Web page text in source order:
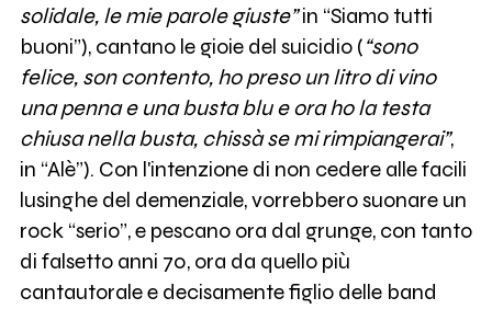
solidale, le mie parole giuste”in “Siamo tutti
buoni”), cantano le gioie del suicidio (“sono
felice, son contento, ho preso un litro di vino
una penna e una busta blu e ora ho la testa
chiusa nella busta, chissà se mi rimpiangerai”,
in “Alè”). Con l'intenzione di non cedere alle facili
lusinghe del demenziale, vorrebbero suonare un
rock “serio”, e pescano ora dal grunge, con tanto
di falsetto anni 70, ora da quello più
cantautorale e decisamente figlio delle band